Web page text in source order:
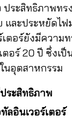
ประสิทธิภาพทร
และประหยัดไฟ
เตอร์ยังมีความ
อร์ 20 ปี ซึ่งเ
นอุตสาหกรรม
ระสิทธิภาพ
ลอินเวอร์เตอร์